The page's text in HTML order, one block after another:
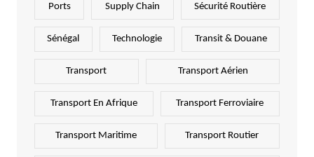
Ports Supply Chain Sécurité Routière
Sénégal Technologie Transit & Douane
Transport Transport Aérien
Transport En Afrique Transport Ferroviaire
Transport Maritime Transport Routier